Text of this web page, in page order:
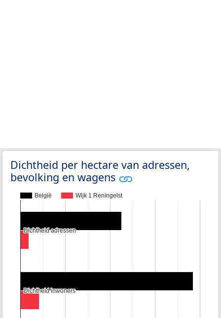
Dichtheid per hectare van adressen,
bevolking en wagens
België Wijk 1 Reningelst
Dichtheid adressen
Dichtheid adressen
Dichtheid inwoners
Dichtheid inwoners